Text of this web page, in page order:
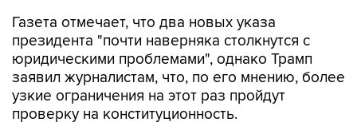
Газета отмечает, что два новых указа
президента "почти наверняка столкнутся с
юридическими проблемами", однако Трамп
заявил журналистам, что, по его мнению, более
узкие ограничения на этот раз пройдут
проверку на конституционность.